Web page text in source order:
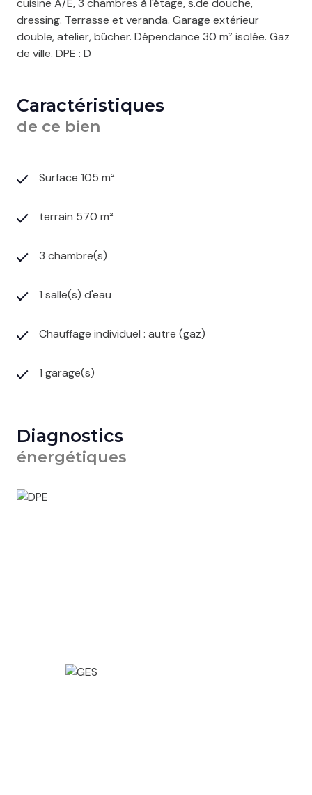
cuisine A/E, 3 chambres à l'étage, s.de douche,
dressing. Terrasse et veranda. Garage extérieur
double, atelier, bûcher. Dépendance 30 m² isolée. Gaz
de ville. DPE : D
Caractéristiques
de ce bien
Surface 105 m²
terrain 570 m²
3 chambre(s)
1 salle(s) d'eau
Chauffage individuel : autre (gaz)
1 garage(s)
Diagnostics
énergétiques